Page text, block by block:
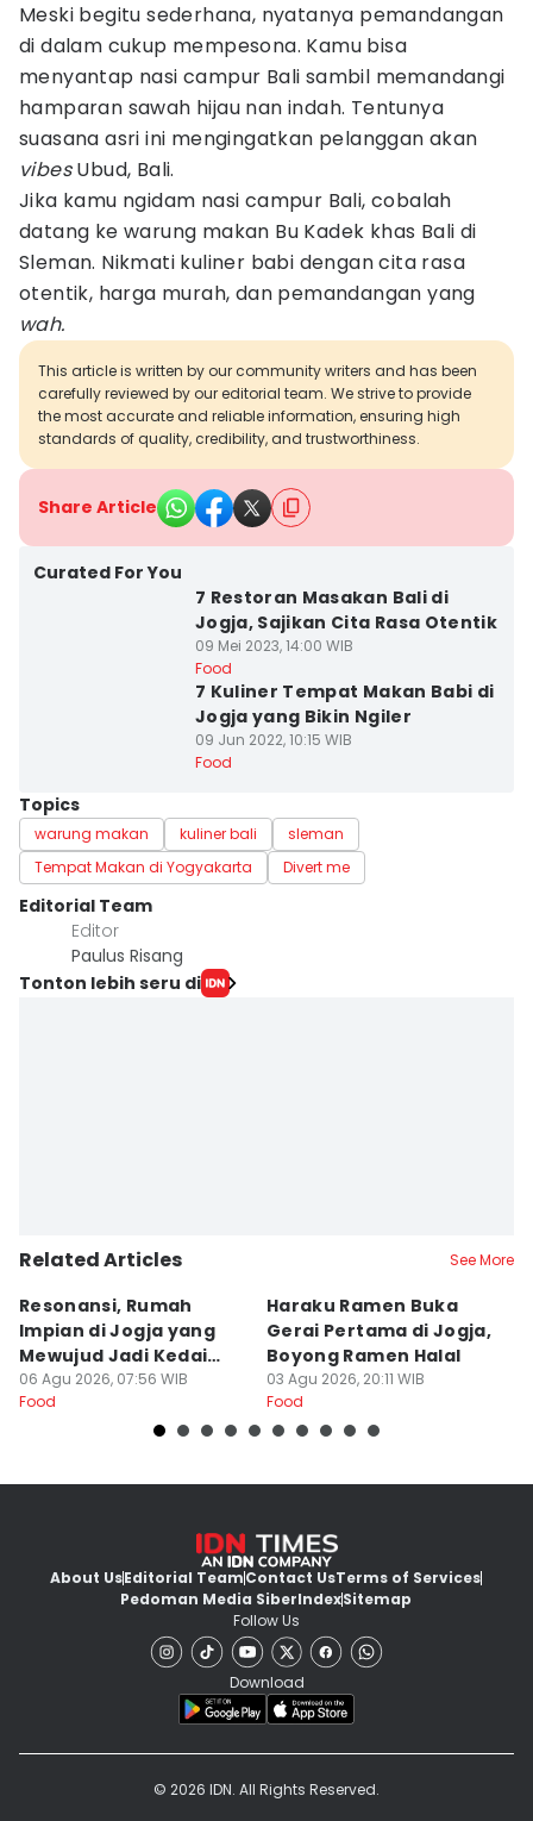
Meski begitu sederhana, nyatanya pemandangan
di dalam cukup mempesona. Kamu bisa
menyantap nasi campur Bali sambil memandangi
hamparan sawah hijau nan indah. Tentunya
suasana asri ini mengingatkan pelanggan akan
vibesUbud, Bali.
Jika kamu ngidam nasi campur Bali, cobalah
datang ke warung makan Bu Kadek khas Bali di
Sleman. Nikmati kuliner babi dengan cita rasa
otentik, harga murah, dan pemandangan yang
wah.
This article is written by our community writers and has been
carefully reviewed by our editorial team. We strive to provide
the most accurate and reliable information, ensuring high
standards of quality, credibility, and trustworthiness.
Share Article
Curated For You
7 Restoran Masakan Bali di
Jogja, Sajikan Cita Rasa Otentik
09 Mei 2023, 14:00 WIB
Food
7 Kuliner Tempat Makan Babi di
Jogja yang Bikin Ngiler
09 Jun 2022, 10:15 WIB
Food
Topics
warung makan kuliner bali
sleman
Tempat Makan di Yogyakarta
Divert me
Editorial Team
Editor
Paulus Risang
Tonton lebih seru di
Related Articles See More
Resonansi, Rumah
Impian di Jogja yang
Mewujud Jadi Kedai
Ramen dan Burger
06 Agu 2026, 07:56 WIB
Food
Haraku Ramen Buka
Gerai Pertama di Jogja,
Boyong Ramen Halal
03 Agu 2026, 20:11 WIB
Food
About UsEditorial TeamContact UsTerms of Services
Pedoman Media SiberIndexSitemap
Follow Us
Download
© 2026 IDN. All Rights Reserved.